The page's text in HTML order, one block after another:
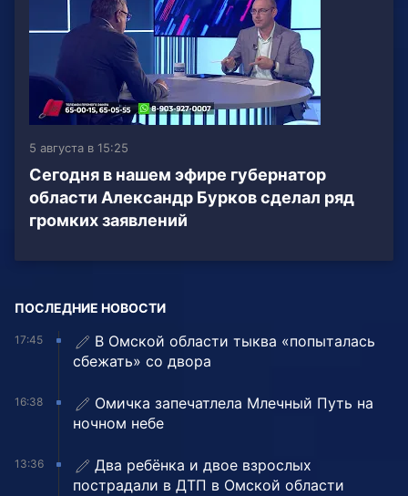
5 августа в 15:25
Сегодня в нашем эфире губернатор
области Александр Бурков сделал ряд
громких заявлений
ПОСЛЕДНИЕ НОВОСТИ
17:45
В Омской области тыква «попыталась
сбежать» со двора
16:38
Омичка запечатлела Млечный Путь на
ночном небе
13:36
Два ребёнка и двое взрослых
пострадали в ДТП в Омской области